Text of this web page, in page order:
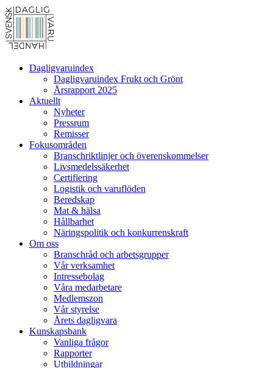
Dagligvaruindex
Dagligvaruindex Frukt och Grönt
Årsrapport 2025
Aktuellt
Nyheter
Pressrum
Remisser
Fokusområden
Branschriktlinjer och överenskommelser
Livsmedelssäkerhet
Certifiering
Logistik och varuflöden
Beredskap
Mat & hälsa
Hållbarhet
Näringspolitik och konkurrenskraft
Om oss
Branschråd och arbetsgrupper
Vår verksamhet
Intressebolag
Våra medarbetare
Medlemszon
Vår styrelse
Årets dagligvara
Kunskapsbank
Vanliga frågor
Rapporter
Utbildningar